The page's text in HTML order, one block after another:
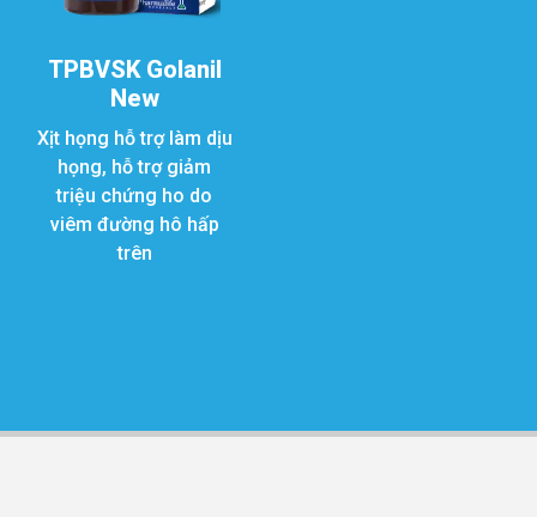
TPBVSK Golanil
New
Xịt họng hỗ trợ làm dịu
họng, hỗ trợ giảm
triệu chứng ho do
viêm đường hô hấp
trên